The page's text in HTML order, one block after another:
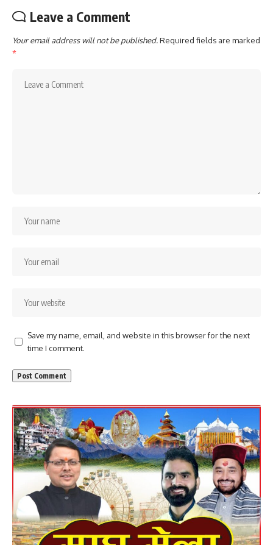
Leave a Comment
Your email address will not be published.Required fields are marked
*
Save my name, email, and website in this browser for the next
time I comment.